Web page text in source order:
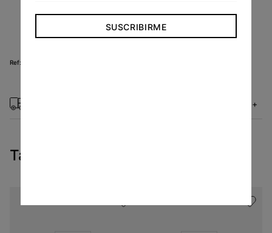
+
Tambien te pueden interesar
SUSCRIBIRME